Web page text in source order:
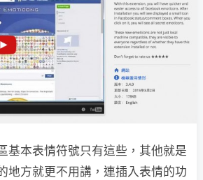
基本表情符號只有這些，其他就是
地方就更不用講，連插入表情的功